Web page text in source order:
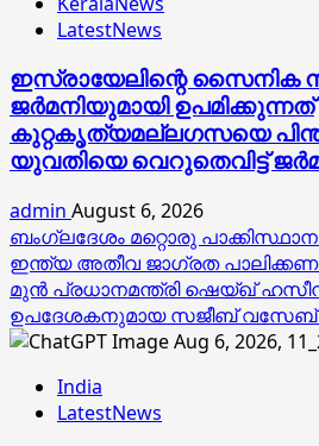
LatestNews
ഇസ്രായേലിന്റെ സൈനിക
ജര്‍മനിയുമായി ഉപമിക്കുന്നത്
കുറ്റകൃത്യമല്ലഗസയെ
യുവതിയെ വെറുതെവിട്ട്
admin August 6, 2026
ബംഗ്ലദേശം മറ്റൊരു
ഇന്ത്യ അതീവ ജാഗ്രത
മുൻ പ്രധാനമന്ത്രി ഷെയ്ഖ്
ഉപദേശകനുമായ സജീബ്
India
LatestNews